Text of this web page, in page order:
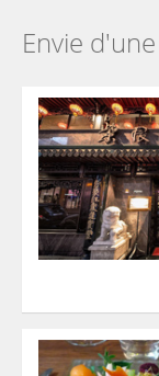
Envie